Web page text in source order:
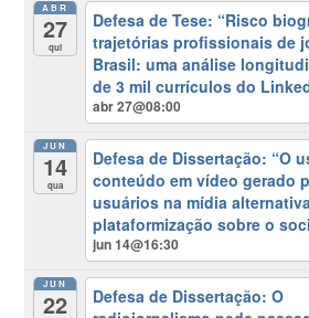
ABR
27
qui
Defesa de Tese: “Risco
trajetórias profissionais de
Brasil: uma análise
de 3 mil currículos do
abr 27@08:00
JUN
14
qua
Defesa de Dissertação: “O
conteúdo em vídeo gerado
usuários na mídia
plataformização sobre o
jun 14@16:30
JUN
22
Defesa de Dissertação: O